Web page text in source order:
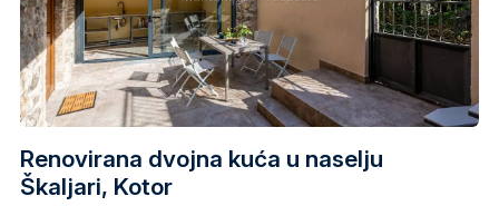
Renovirana dvojna kuća u naselju
Škaljari, Kotor